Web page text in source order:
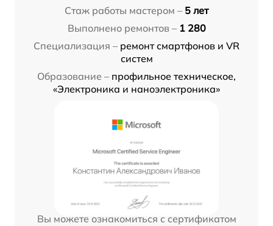
Стаж работы мастером – 5 лет
Выполнено ремонтов – 1 280
Специализация – ремонт смартфонов и VR
систем
Образование – профильное техническое,
«Электроника и наноэлектроника»
Вы можете ознакомиться с сертификатом